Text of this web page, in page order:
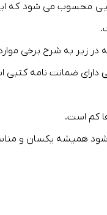
محسوب می شود که
زیر به شرح برخی
دارای ضمانت نامه کتبی